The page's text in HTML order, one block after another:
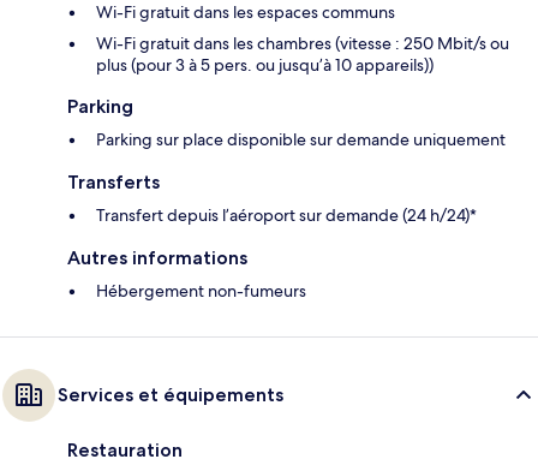
Wi-Fi gratuit dans les espaces communs
Wi-Fi gratuit dans les chambres (vitesse : 250 Mbit/s ou
plus (pour 3 à 5 pers. ou jusqu’à 10 appareils))
Parking
Parking sur place disponible sur demande uniquement
Transferts
Transfert depuis l’aéroport sur demande (24 h/24)*
Autres informations
Hébergement non-fumeurs
Services et équipements
Restauration